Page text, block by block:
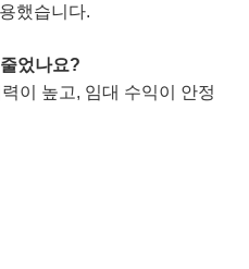
했습니다.
었나요?
이 높고, 임대 수익이 안정